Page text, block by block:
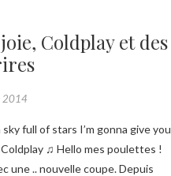
Coldplay et des
2014
sky full of stars I’m gonna give you
♫ Hello mes poulettes !
une .. nouvelle coupe. Depuis